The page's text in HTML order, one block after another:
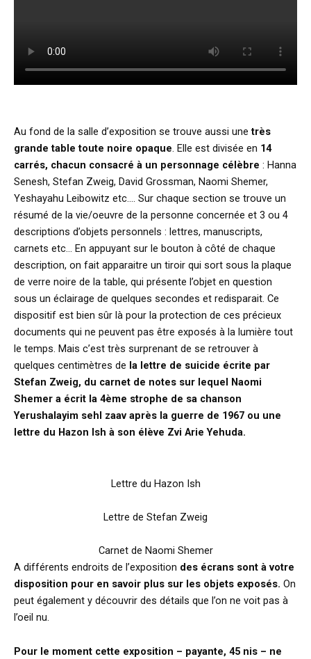
Au fond de la salle d’exposition se trouve aussi unetrès
grande table toute noire opaque. Elle est divisée en 14
carrés, chacun consacré à un personnage célèbre : Hanna
Senesh, Stefan Zweig, David Grossman, Naomi Shemer,
Yeshayahu Leibowitz etc…. Sur chaque section se trouve un
résumé de la vie/oeuvre de la personne concernée et 3 ou 4
descriptions d’objets personnels : lettres, manuscripts,
carnets etc… En appuyant sur le bouton à côté de chaque
description, on fait apparaitre un tiroir qui sort sous la plaque
de verre noire de la table, qui présente l’objet en question
sous un éclairage de quelques secondes et redisparait. Ce
dispositif est bien sûr là pour la protection de ces précieux
documents qui ne peuvent pas être exposés à la lumière tout
le temps. Mais c’est très surprenant de se retrouver à
quelques centimètres de la lettre de suicide écrite par
Stefan Zweig, du carnet de notes sur lequel Naomi
Shemer a écrit la 4ème strophe de sa chanson
Yerushalayim sehl zaav après la guerre de 1967 ou une
lettre du Hazon Ish à son élève Zvi Arie Yehuda.
Lettre du Hazon Ish
Lettre de Stefan Zweig
Carnet de Naomi Shemer
A différents endroits de l’exposition des écrans sont à votre
disposition pour en savoir plus sur les objets exposés. On
peut également y découvrir des détails que l’on ne voit pas à
l’oeil nu.
Pour le moment cette exposition – payante, 45 nis – ne